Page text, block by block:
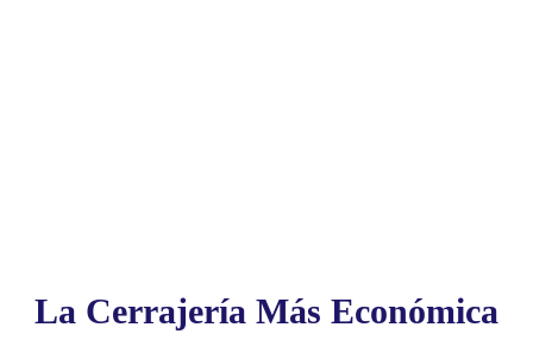
La Cerrajería Más Económica